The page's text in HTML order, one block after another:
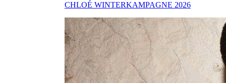
CHLOÉ WINTERKAMPAGNE 2026